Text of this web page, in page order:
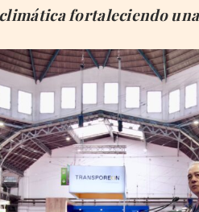
fortaleciendo